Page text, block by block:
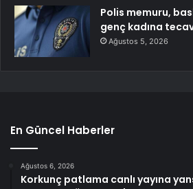
Polis memuru,
genç kadına
Ağustos 5, 2026
En Güncel Haberler
Ağustos 6, 2026
Korkunç patlama canlı yayına